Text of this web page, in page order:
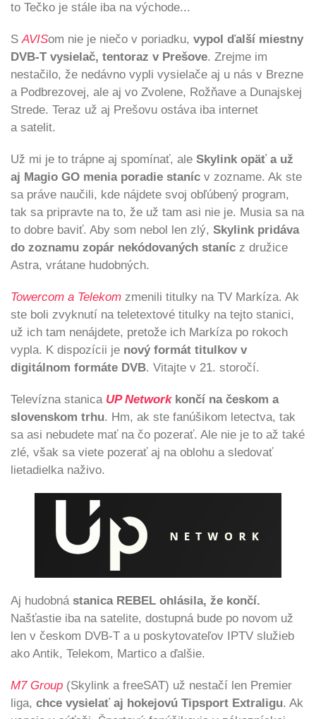
to Tečko je stále iba na východe...
SAVISom nie je niečo v poriadku, vypol ďalší miestny
DVB-T vysielač, tentoraz v Prešove. Zrejme im
nestačilo, že nedávno vypli vysielače aj u nás v Brezne
a Podbrezovej, ale aj vo Zvolene, Rožňave a Dunajskej
Strede. Teraz už aj Prešovu ostáva iba internet
a satelit.
Už mi je to trápne aj spomínať, ale Skylink opäť a už
aj Magio GO menia poradie staníc v zozname. Ak ste
sa práve naučili, kde nájdete svoj obľúbený program,
tak sa pripravte na to, že už tam asi nie je. Musia sa na
to dobre baviť. Aby som nebol len zlý, Skylink pridáva
do zoznamu zopár nekódovaných staníc z družice
Astra, vrátane hudobných.
Towercom a Telekom zmenili titulky na TV Markíza. Ak
ste boli zvyknutí na teletextové titulky na tejto stanici,
už ich tam nenájdete, pretože ich Markíza po rokoch
vypla. K dispozícii je nový formát titulkov v
digitálnom formáte DVB. Vitajte v 21. storočí.
Televízna stanica UP Networkkončí na českom a
slovenskom trhu. Hm, ak ste fanúšikom letectva, tak
sa asi nebudete mať na čo pozerať. Ale nie je to až také
zlé, však sa viete pozerať aj na oblohu a sledovať
lietadielka naživo.
Aj hudobná stanica REBEL ohlásila, že končí.
Našťastie iba na satelite, dostupná bude po novom už
len v českom DVB-T a u poskytovateľov IPTV služieb
ako Antik, Telekom, Martico a ďalšie.
M7 Group (Skylink a freeSAT) už nestačí len Premier
liga, chce vysielať aj hokejovú Tipsport Extraligu. Ak